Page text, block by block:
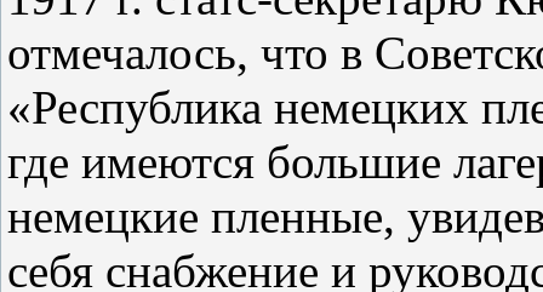
отмечалось, что в
«Республика немецких
где имеются большие
немецкие пленные,
себя снабжение и